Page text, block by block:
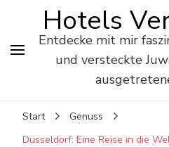
Hotels
Entdecke mit mir
und versteckte
Start
Genuss
Düsseldorf: Eine Reise in die